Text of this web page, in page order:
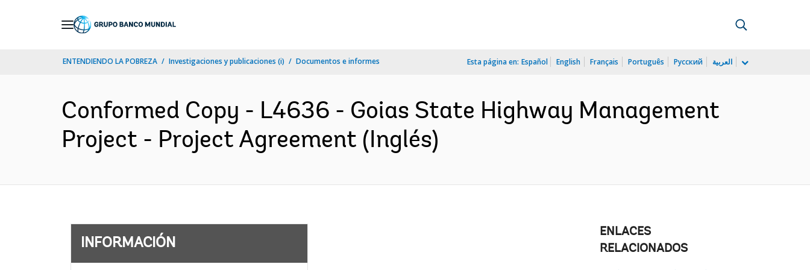
ENTENDIENDO LA POBREZA Investigaciones y publicaciones (i) Documentos e informes Esta página en: Español English Français Português Русский العربية
Conformed Copy - L4636 - Goias State Highway Management
Project - Project Agreement (Inglés)
INFORMACIÓN
ENLACES
RELACIONADOS